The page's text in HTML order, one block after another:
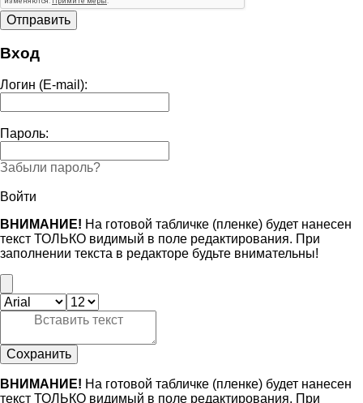
Вход
Логин (E-mail):
Пароль:
Забыли пароль?
Войти
ВНИМАНИЕ! На готовой табличке (пленке) будет нанесен
текст ТОЛЬКО видимый в поле редактирования. При
заполнении текста в редакторе будьте внимательны!
Сохранить
ВНИМАНИЕ! На готовой табличке (пленке) будет нанесен
текст ТОЛЬКО видимый в поле редактирования. При